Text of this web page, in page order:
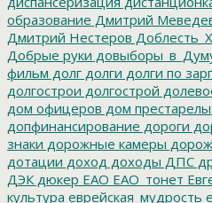
образование Дмитрий
Дмитрий Нестеров
Добрые руки
фильм долг долги долги по
долгострои долгострой
дом офицеров дом
допфинансирование дороги
знаки дорожные камеры
дотации доход доходы ДПС
ДЭК дюкер ЕАО ЕАО_тонет
культура еврейская_мудрость